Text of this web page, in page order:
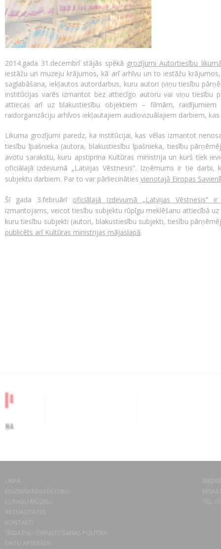
2014.gada 31.decembrī stājās spēkā grozījumi Autortiesību
iestāžu un muzeju krājumos, kā arī arhīvu un to iestāžu
saglabāšana, iekļautos autordarbus, kuru autori (viņu tiesību
institūcijas varēs izmantot bez attiecīgo autoru vai viņu tiesību
attiecas arī uz blakustiesību objektiem – filmām,
raidorganizāciju arhīvos iekļautajiem audiovizuālajiem darbiem,
Likuma grozījumi paredz, ka institūcijai, kas vēlas izmantot
tiesību īpašnieka (autora, blakustiesību īpašnieka, tiesību
avotu sarakstu, kuru apstiprina Kultūras ministrija un kurš tiek
oficiālajā izdevumā „Latvijas Vēstnesis”. Izņēmums ir tie
subjektu darbiem. Par to var pārliecināties vienotajā Eiropas
Šī gada 3.februārī oficiālajā izdevumā „Latvijas Vēstnesis”
izmantojams, veicot tiesību subjektu rūpīgu meklēšanu attiecībā
kuru tiesību subjekti (autori, blakustiesību subjekti, tiesību
publicēts arī Kultūras ministrijas mājaslapā.
LAIPA
ES IZMANTOJU MŪZIKU
ES RADU MŪZIKU
AKTUALITĀTES
KONTAKTI
SĪKDATŅU IZMANTOŠANAS POLITIKA
DATU APSTRĀDE
TEL.